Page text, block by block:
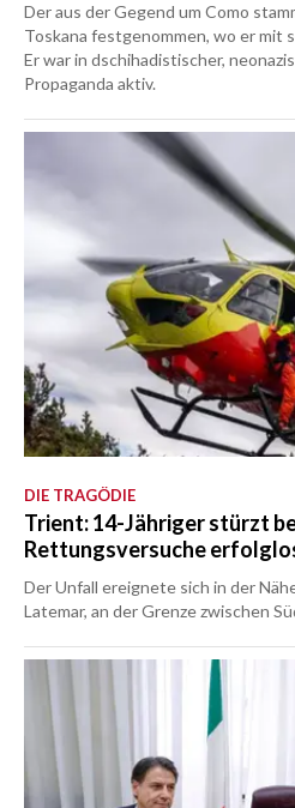
Der aus der Gegend um Como
Toskana festgenommen, wo er mit
Er war in dschihadistischer,
Propaganda aktiv.
DIE TRAGÖDIE
Trient: 14-Jähriger stürzt
Rettungsversuche
Der Unfall ereignete sich in der
Latemar, an der Grenze zwischen